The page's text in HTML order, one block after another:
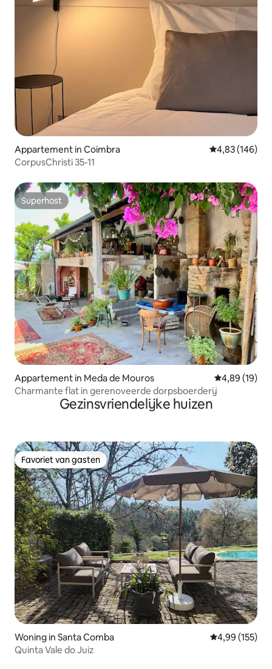
Appartement in Coimbra Gemiddelde
4,83 (146)
CorpusChristi 35-11
Superhost
Superhost
Appartement in Meda de Mouros Gemiddelde
4,89 (19)
Charmante flat in gerenoveerde dorpsboerderij
Gezinsvriendelijke huizen
Favoriet van gasten
Favoriet van gasten
Woning in Santa Comba Gemiddelde
4,99 (155)
Quinta Vale do Juiz